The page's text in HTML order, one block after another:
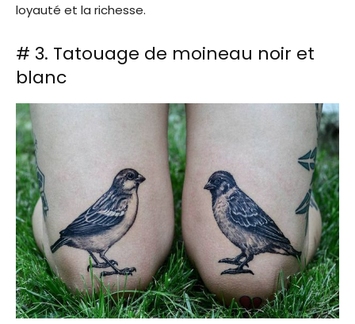
loyauté et la richesse.
# 3. Tatouage de moineau noir et
blanc